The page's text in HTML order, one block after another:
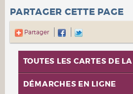
PARTAGER CETTE PAGE
Partager
TOUTES LES CARTES DE
DÉMARCHES EN LIGNE